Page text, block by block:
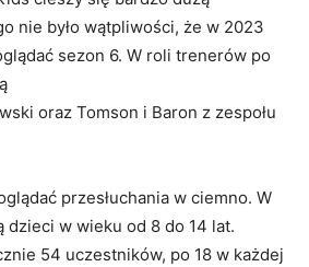
nie było wątpliwości, że w 2023
sezon 6. W roli trenerów po
oraz Tomson i Baron z zespołu
przesłuchania w ciemno. W
dzieci w wieku od 8 do 14 lat.
54 uczestników, po 18 w każdej